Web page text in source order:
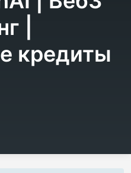
|
кредиты